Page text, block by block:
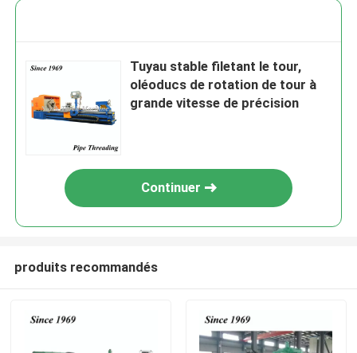
Tuyau stable filetant le tour,
oléoducs de rotation de tour à
grande vitesse de précision
Continuer
produits recommandés